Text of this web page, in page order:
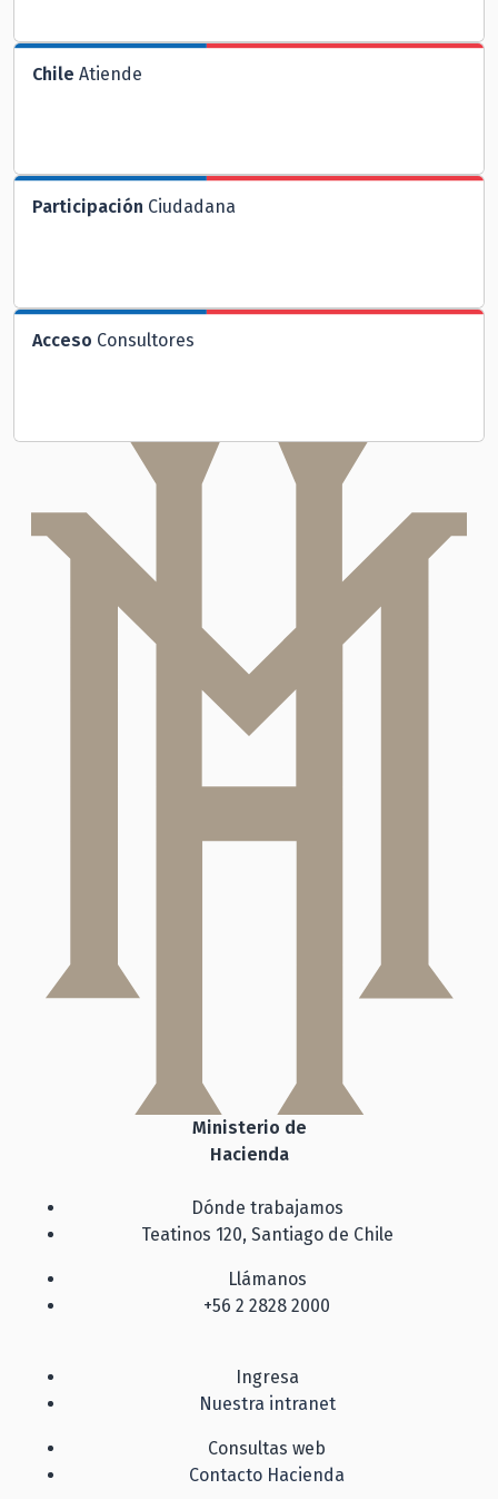
Chile Atiende
Participación Ciudadana
Acceso Consultores
Ministerio de
Hacienda
Dónde trabajamos
Teatinos 120, Santiago de Chile
Llámanos
+56 2 2828 2000
Ingresa
Nuestra intranet
Consultas web
Contacto Hacienda